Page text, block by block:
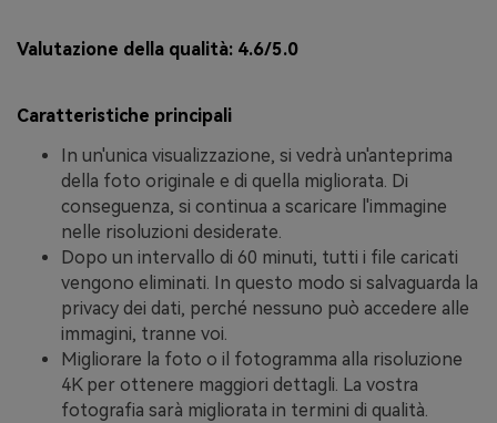
Valutazione della qualità: 4.6/5.0
Caratteristiche principali
In un'unica visualizzazione, si vedrà un'anteprima
della foto originale e di quella migliorata. Di
conseguenza, si continua a scaricare l'immagine
nelle risoluzioni desiderate.
Dopo un intervallo di 60 minuti, tutti i file caricati
vengono eliminati. In questo modo si salvaguarda la
privacy dei dati, perché nessuno può accedere alle
immagini, tranne voi.
Migliorare la foto o il fotogramma alla risoluzione
4K per ottenere maggiori dettagli. La vostra
fotografia sarà migliorata in termini di qualità.